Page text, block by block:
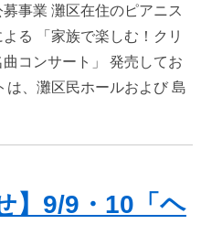
事業 灘区在住のピアニス
よる 「家族で楽しむ！クリ
コンサート」 発売してお
は、灘区民ホールおよび 島
】9/9・10「ヘ